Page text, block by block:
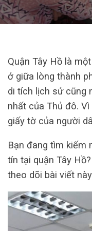
Quận Tây Hồ là
ở giữa lòng thành
di tích lịch sử cũng
nhất của Thủ đô.
giấy tờ của người
Bạn đang tìm kiếm
tín tại quận Tây
theo dõi bài viết